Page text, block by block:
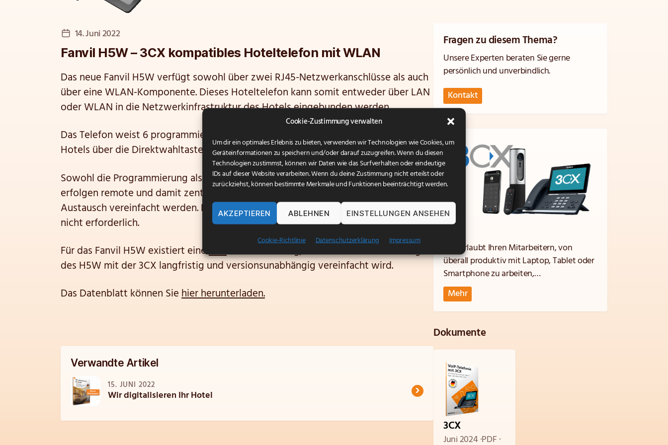
Cookie-Zustimmung verwalten
Um dir ein optimales Erlebnis zu bieten, verwenden wir Technologien wie Cookies, um
Geräteinformationen zu speichern und/oder darauf zuzugreifen. Wenn du diesen
Technologien zustimmst, können wir Daten wie das Surfverhalten oder eindeutige
IDs auf dieser Website verarbeiten. Wenn du deine Zustimmung nicht erteilst oder
zurückziehst, können bestimmte Merkmale und Funktionen beeinträchtigt werden.
AKZEPTIEREN ABLEHNEN EINSTELLUNGEN ANSEHEN
Cookie-Richtlinie Datenschutzerklärung Impressum
Veröffentlichungsdatum
14. Juni 2022
Fanvil H5W – 3CX kompatibles Hoteltelefon mit WLAN
Das neue Fanvil H5W verfügt sowohl über zwei RJ45-Netzwerkanschlüsse als auch
über eine WLAN-Komponente. Dieses Hoteltelefon kann somit entweder über LAN
oder WLAN in die Netzwerkinfrastruktur des Hotels eingebunden werden.
Das Telefon weist 6 programmierbare Softkeys auf, um die zentralen Services des
Hotels über die Direktwahltasten komfortabel verfügbar zu machen.
Sowohl die Programmierung als auch die Konfiguration der Bildschirmanzeige
erfolgen remote und damit zentral, wodurch die Ersteinrichtung und der spätere
Austausch vereinfacht werden. Ein Branding über Faceblades ist bei diesem Telefon
nicht erforderlich.
Für das Fanvil H5W existiert eine3CX-Provisionierung, wodurch die Verwendung
des H5W mit der 3CX langfristig und versionsunabhängig vereinfacht wird.
Das Datenblatt können Siehier herunterladen.
Verwandte Artikel
15. JUNI 2022
Wir digitalisieren Ihr Hotel ›
Fragen zu diesem Thema?
Unsere Experten beraten Sie gerne
persönlich und unverbindlich.
Kontakt
3CX erlaubt Ihren Mitarbeitern, von
überall produktiv mit Laptop, Tablet oder
Smartphone zu arbeiten,
Videokonferenzen durchzuführen,
Kundenanfragen per Website-Livechat zu
bearbeiten und vieles mehr, was Sie von
einer marktführenden virtuellen
Telefonanlage erwarten dürfen.
Mehr
Dokumente
3CX
Juni 2024 PDF